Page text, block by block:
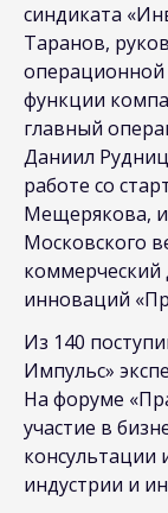
синдиката
Таранов,
функции
главный
Даниил
работе со
Мещерякова,
Московского
коммерческий
инноваций
Из 140
Импульс»
На форуме
участие в
консультации
индустрии и